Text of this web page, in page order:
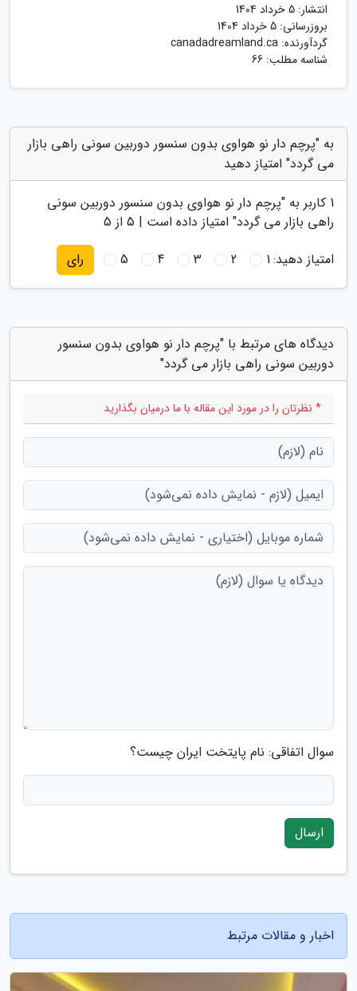
انتشار: 5 خرداد 1404
بروزرسانی: 5 خرداد 1404
گردآورنده: canadadreamland.ca
شناسه مطلب: 66
به "پرچم دار نو هواوی بدون سنسور دوربین سونی راهی بازار
می گردد" امتیاز دهید
1 کاربر به "پرچم دار نو هواوی بدون سنسور دوربین سونی
راهی بازار می گردد" امتیاز داده است | 5 از 5
امتیاز دهید:1
2
3
4
5 رای
دیدگاه های مرتبط با "پرچم دار نو هواوی بدون سنسور
دوربین سونی راهی بازار می گردد"
* نظرتان را در مورد این مقاله با ما درمیان بگذارید
سوال اتفاقی: نام پایتخت ایران چیست؟
ارسال
اخبار و مقالات مرتبط